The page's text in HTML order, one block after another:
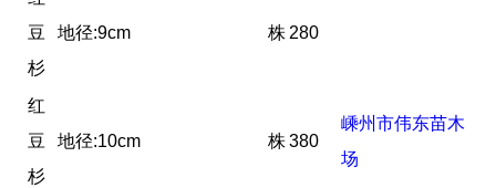
嵊州市伟东苗木
场
豆
杉
地径:9cm 株 280
红
豆
杉
地径:10cm 株380